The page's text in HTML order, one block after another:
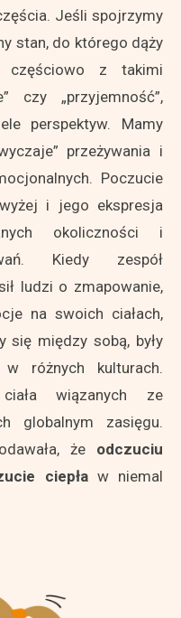
Jeśli spojrzymy
stan, do którego dąży
częściowo z takimi
czy „przyjemność”,
perspektyw. Mamy
przeżywania i
Poczucie
i jego ekspresja
okoliczności i
Kiedy zespół
ludzi o zmapowanie,
na swoich ciałach,
się między sobą, były
różnych kulturach.
wiązanych ze
globalnym zasięgu.
że odczuciu
ciepła w niemal